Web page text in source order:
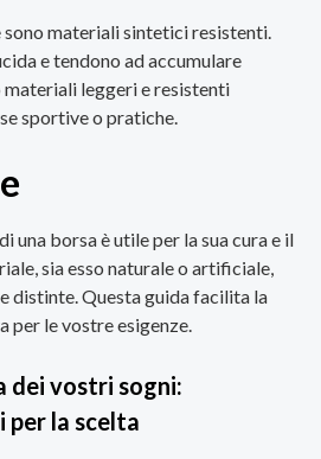
materiali sintetici resistenti.
e tendono ad accumulare
leggeri e resistenti
sportive o pratiche.
una borsa è utile per la sua cura e il
sia esso naturale o artificiale,
distinte. Questa guida facilita la
per le vostre esigenze.
dei vostri sogni:
la scelta